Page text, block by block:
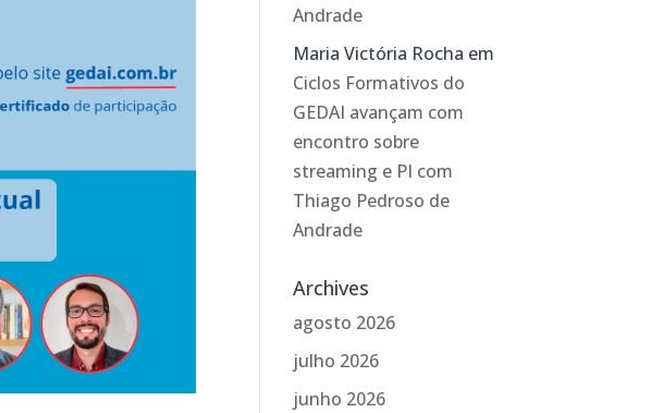
Andrade
Maria Victória Rocha em
Ciclos Formativos do
GEDAI avançam com
encontro sobre
streaming e PI com
Thiago Pedroso de
Andrade
Archives
agosto 2026
julho 2026
junho 2026